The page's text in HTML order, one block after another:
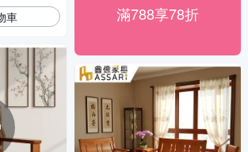
車 滿788享78折